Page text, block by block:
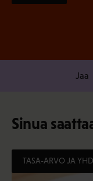
Jaa
Sinua
TASA-ARVO JA